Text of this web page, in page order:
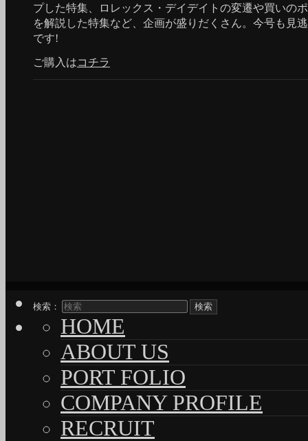
プした特集、ロレックス・デイデイトの変遷や買いの
を解説した特集など、企画が盛りだくさん。今号も見
です!
ご購入はコチラ
検索：
HOME
ABOUT US
PORT FOLIO
COMPANY PROFILE
RECRUIT